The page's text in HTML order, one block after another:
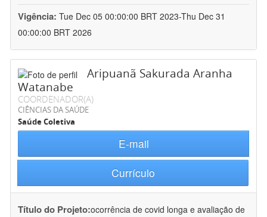
Vigência: Tue Dec 05 00:00:00 BRT 2023-Thu Dec 31
00:00:00 BRT 2026
Aripuanã Sakurada Aranha
Watanabe
COORDENADOR(A)
CIÊNCIAS DA SAÚDE
Saúde Coletiva
E-mail
Currículo
Título do Projeto:ocorrência de covid longa e avaliação de